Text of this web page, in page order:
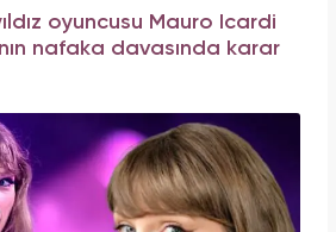
oyuncusu Mauro Icardi
nafaka davasında karar